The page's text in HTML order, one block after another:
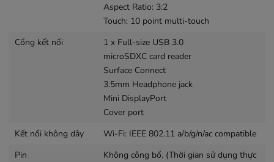
Được trang bị một loạt bộ vi xử lý Intel Core thế hệ thứ
7 (các tùy chọn m3, i5 và i7), Surface Pro có khả năng xử
lý mọi thứ từ các tác vụ hàng ngày đến các ứng dụng
nặng hơn, tùy thuộc vào cấu hình. Thiết kế không quạt
trên các phiên bản m3 và i5 giúp cho máy hoạt động mà
không phát ra bất kỳ tiếng ồn nào. mặc dù phiên bản i7
bao gồm quạt để làm mát bổ sung.
Aspect Ratio: 3:2
Touch: 10 point multi-touch
Cổng kết nối
1 x Full-size USB 3.0
microSDXC card reader
Surface Connect
3.5mm Headphone jack
Mini DisplayPort
Cover port
Kết nối không dây
Wi-Fi: IEEE 802.11 a/b/g/n/ac compatible
Pin
Không công bố. (Thời gian sử dụng thực